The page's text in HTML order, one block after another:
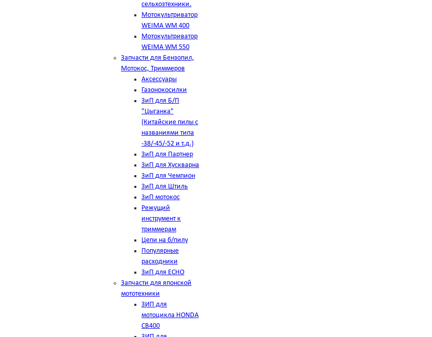
сельхозтехники.
Мотокультриватор
WEIMA WM 400
Мотокультриватор
WEIMA WM 550
Запчасти для Бензопил,
Мотокос, Триммеров
Аксессуары
Газонокосилки
ЗиП для Б/П
"Цыганка"
(Китайские пилы с
названиями типа
-38/-45/-52 и т.д.)
ЗиП для Партнер
ЗиП для Хускварна
ЗиП для Чемпион
ЗиП для Штиль
ЗиП мотокос
Режущий
инструмент к
триммерам
Цепи на б/пилу
Популярные
расходники
ЗиП для ЕСНО
Запчасти для японской
мототехники
ЗИП для
мотоцикла HONDA
CB400